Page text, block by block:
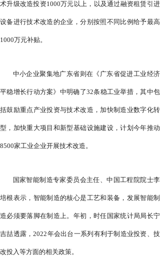
术升级改造投资1000万元以上，以及通过融资租赁引进
设备进行技术改造的企业，分别按照不同比例给予最高
1000万元补贴。
中小企业聚集地广东省则在《广东省促进工业经济
平稳增长行动方案》中明确了32条稳工业举措，其中包
括鼓励重点产业投资与技术改造，加快制造业数字化转
型，加快重大项目和新型基础设施建设，计划今年推动
8500家工业企业开展技术改造。
国家智能制造专家委员会主任、中国工程院院士李
培根表示，智能制造的核心是工艺和装备，发展智能制
造必须要落脚在制造上。年初，时任国家统计局局长宁
吉喆透露，2022年会出台一系列有利于制造业投资、技
改投入等方面的相关政策。